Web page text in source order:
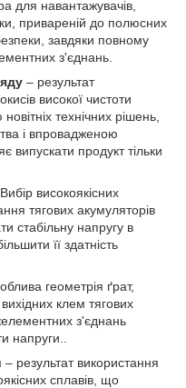
для навантажувачів,
привареній до полюсних
завдяки повному
з'єднань.
– результат
високої чистоти
технічних рішень,
і впровадженою
випускати продукт тільки
. Вибір високоякісних
тягових акумуляторів
стабільну напругу в
її здатність
геометрія ґрат,
клем тягових
з'єднань
напруги..
– результат використання
сплавів, що